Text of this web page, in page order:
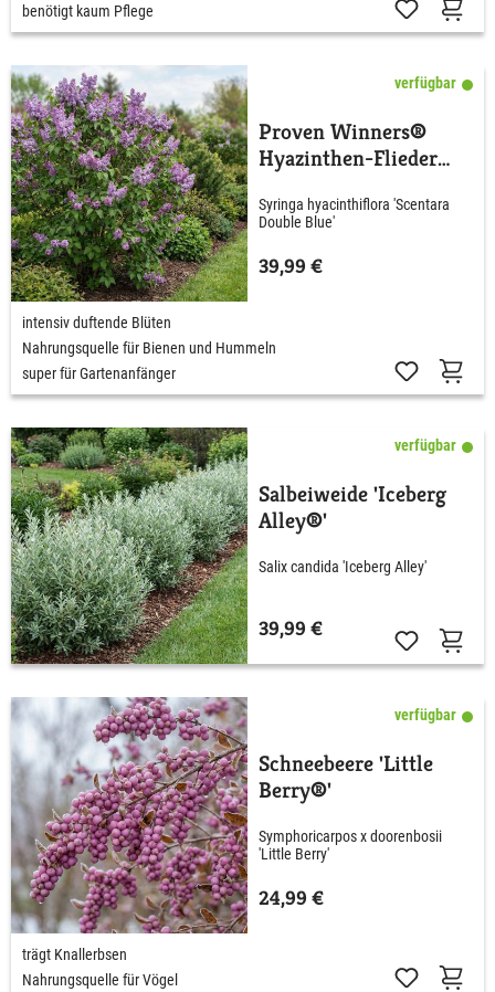
benötigt kaum Pflege
verfügbar
Proven Winners®
Hyazinthen-Flieder
Blue'
Syringa hyacinthiflora 'Scentara
Double Blue'
39,99 €
intensiv duftende Blüten
Nahrungsquelle für Bienen und Hummeln
super für Gartenanfänger
verfügbar
Salbeiweide 'Iceberg
Alley®'
Salix candida 'Iceberg Alley'
39,99 €
verfügbar
Schneebeere 'Little
Berry®'
Symphoricarpos x doorenbosii
'Little Berry'
24,99 €
trägt Knallerbsen
Nahrungsquelle für Vögel